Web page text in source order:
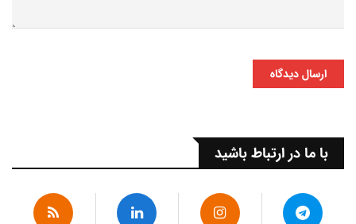
ارسال دیدگاه
با ما در ارتباط باشید